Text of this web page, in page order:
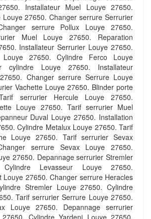
Installateur Muel Louye 27650.
Louye 27650. Changer serrure Serrurier
serrure Pollux Louye 27650.
Muel Louye 27650. Reparation
Installateur Serrurier Louye 27650.
Louye 27650. Cylindre Ferco Louye
cylindre Louye 27650. Installateur
Changer serrure Serrure Louye
Vachette Louye 27650. Blinder porte
serrurier Hercule Louye 27650.
Louye 27650. Tarif serrurier Muel
Duval Louye 27650. Installation
Cylindre Metalux Louye 27650. Tarif
Louye 27650. Tarif serrurier Sevax
serrure Sevax Louye 27650.
27650. Depannage serrurier Stremler
Levasseur Louye 27650.
Louye 27650. Changer serrure Heracles
Stremler Louye 27650. Cylindre
Tarif serrurier Serrure Louye 27650.
Louye 27650. Depannage serrurier
Cylindre Yardeni Louye 27650.